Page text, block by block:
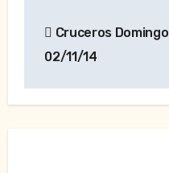
de
Cruceros Domingo
02/11/14